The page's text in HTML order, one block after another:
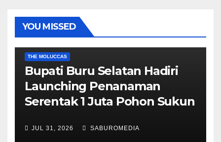
YOU MISSED
THE MOLUCCAS
Bupati Buru Selatan Hadiri
Launching Penanaman
Serentak 1 Juta Pohon Sukun
JUL 31, 2026 SABUROMEDIA
AMBON METRO JURNALISME AKTIVIS